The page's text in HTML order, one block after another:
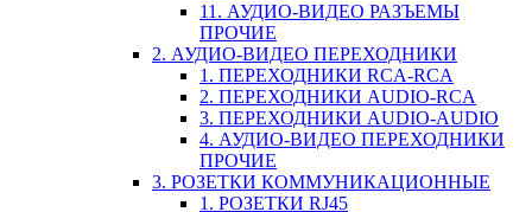
11. АУДИО-ВИДЕО РАЗЪЕМЫ
ПРОЧИЕ
2. АУДИО-ВИДЕО ПЕРЕХОДНИКИ
1. ПЕРЕХОДНИКИ RCA-RCA
2. ПЕРЕХОДНИКИ AUDIO-RCA
3. ПЕРЕХОДНИКИ AUDIO-AUDIO
4. АУДИО-ВИДЕО ПЕРЕХОДНИКИ
ПРОЧИЕ
3. РОЗЕТКИ КОММУНИКАЦИОННЫЕ
1. РОЗЕТКИ RJ45